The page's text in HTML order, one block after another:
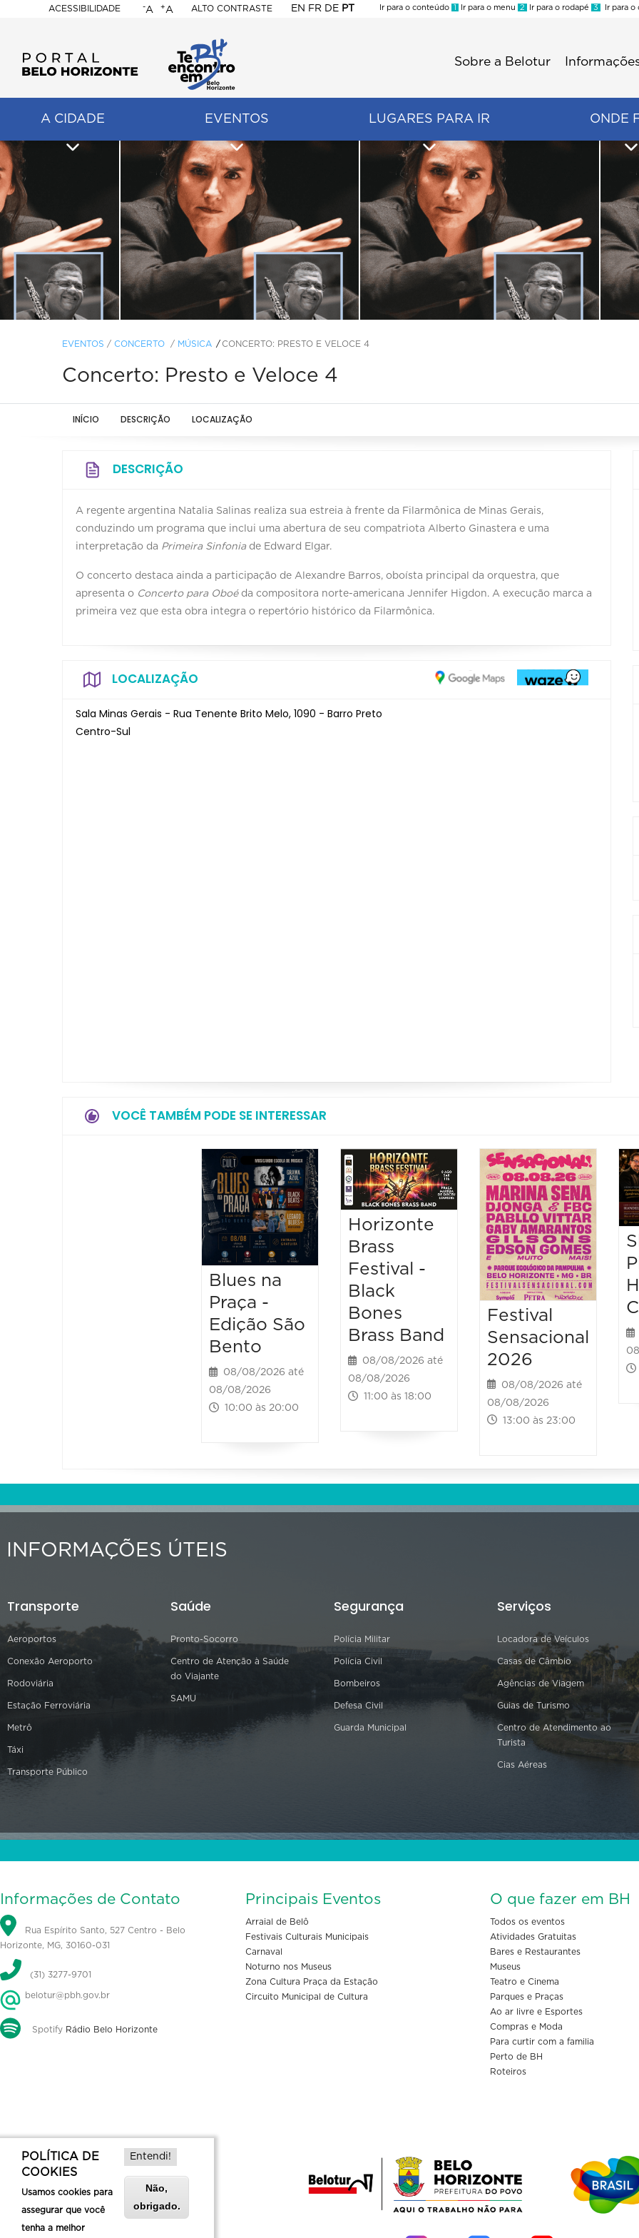
ACESSIBILIDADE
BELO
HORIZONTE
-A +A ALTO CONTRASTE EN FR DE PT
Ir para o conteúdo 1 Ir para o menu 2 Ir para o rodapé 3 Ir para o
Sobre a Belotur
A CIDADE EVENTOS LUGARES PARA IR ONDE
EVENTOS / CONCERTO / MÚSICA CONCERTO: PRESTO E VELOCE 4
Concerto: Presto e Veloce 4
INÍCIO DESCRIÇÃO LOCALIZAÇÃO
DESCRIÇÃO
A regente argentina Natalia Salinas realiza sua estreia à frente da Filarmônica de Minas Gerais,
conduzindo um programa que inclui uma abertura de seu compatriota Alberto Ginastera e uma
interpretação da Primeira Sinfoniade Edward Elgar.
O concerto destaca ainda a participação de Alexandre Barros, oboísta principal da orquestra, que
apresenta o Concerto para Oboéda compositora norte-americana Jennifer Higdon. A execução marca a
primeira vez que esta obra integra o repertório histórico da Filarmônica.
LOCALIZAÇÃO
Sala Minas Gerais - Rua Tenente Brito Melo, 1090 - Barro Preto
Centro-Sul
VOCÊ TAMBÉM PODE SE INTERESSAR
Blues na
Praça -
Edição São
Bento
08/08/2026 até
08/08/2026
10:00 às 20:00
Horizonte
Brass
Festival -
Black
Bones
Brass Band
08/08/2026 até
08/08/2026
11:00 às 18:00
Festival
Sensacional
2026
08/08/2026 até
08/08/2026
13:00 às 23:00
INFORMAÇÕES ÚTEIS
Transporte
Aeroportos
Conexão Aeroporto
Rodoviária
Estação Ferroviária
Metrô
Táxi
Transporte Público
Saúde
Pronto-Socorro
Centro de Atenção à Saúde
do Viajante
SAMU
Segurança
Polícia Militar
Polícia Civil
Bombeiros
Defesa Civil
Guarda Municipal
Serviços
Locadora de Veículos
Casas de Câmbio
Agências de Viagem
Guias de Turismo
Centro de Atendimento ao
Turista
Cias Aéreas
Informações de Contato
Rua Espírito Santo, 527 Centro - Belo
Horizonte, MG, 30160-031
(31) 3277-9701
belotur@pbh.gov.br
Spotify Rádio Belo Horizonte
Principais Eventos
Arraial de Belô
Festivais Culturais Municipais
Carnaval
Noturno nos Museus
Zona Cultura Praça da Estação
Circuito Municipal de Cultura
O que fazer em BH
Todos os eventos
Atividades Gratuitas
Bares e Restaurantes
Museus
Teatro e Cinema
Parques e Praças
Ao ar livre e Esportes
Compras e Moda
Para curtir com a familia
Perto de BH
Roteiros
POLÍTICA DE
COOKIES
Usamos cookies para
assegurar que você
tenha a melhor
Entendi!
Não,
obrigado.